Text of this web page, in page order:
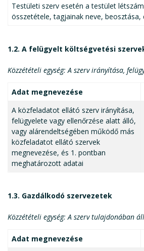
Testületi szerv esetén a testület
összetétele, tagjainak neve, beosztása,
1.2. A felügyelt költségvetési
Közzétételi egység: A szerv irányítása,
Adat megnevezése
A közfeladatot ellátó szerv irányítása,
felügyelete vagy ellenőrzése alatt álló,
vagy alárendeltségében működő más
közfeladatot ellátó szervek
megnevezése, és 1. pontban
meghatározott adatai
1.3. Gazdálkodó szervezetek
Közzétételi egység: A szerv tulajdonában
Adat megnevezése